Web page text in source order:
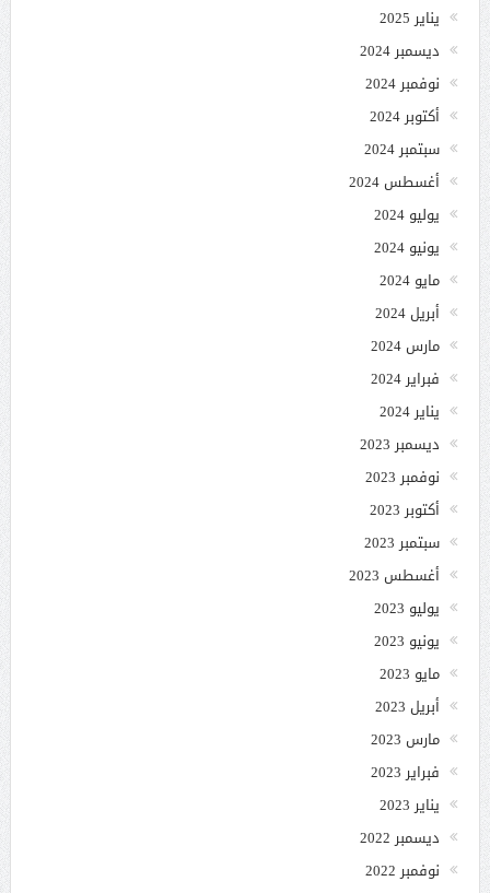
يناير 2025
ديسمبر 2024
نوفمبر 2024
أكتوبر 2024
سبتمبر 2024
أغسطس 2024
يوليو 2024
يونيو 2024
مايو 2024
أبريل 2024
مارس 2024
فبراير 2024
يناير 2024
ديسمبر 2023
نوفمبر 2023
أكتوبر 2023
سبتمبر 2023
أغسطس 2023
يوليو 2023
يونيو 2023
مايو 2023
أبريل 2023
مارس 2023
فبراير 2023
يناير 2023
ديسمبر 2022
نوفمبر 2022